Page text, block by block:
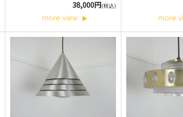
38,000円(税込)
more view more